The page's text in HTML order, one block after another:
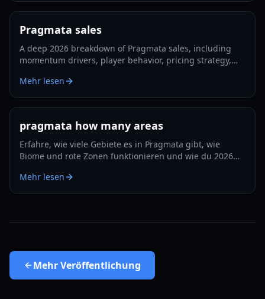
Pragmata sales
A deep 2026 breakdown of Pragmata sales, including
momentum drivers, player behavior, pricing strategy,
Mehr lesen
pragmata how many areas
Erfahre, wie viele Gebiete es in Pragmata gibt, wie
Biome und rote Zonen funktionieren und wie du 2026
Mehr lesen
MehrVeröffentlichung